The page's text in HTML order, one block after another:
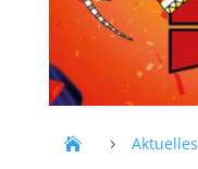
5 Aktuelles